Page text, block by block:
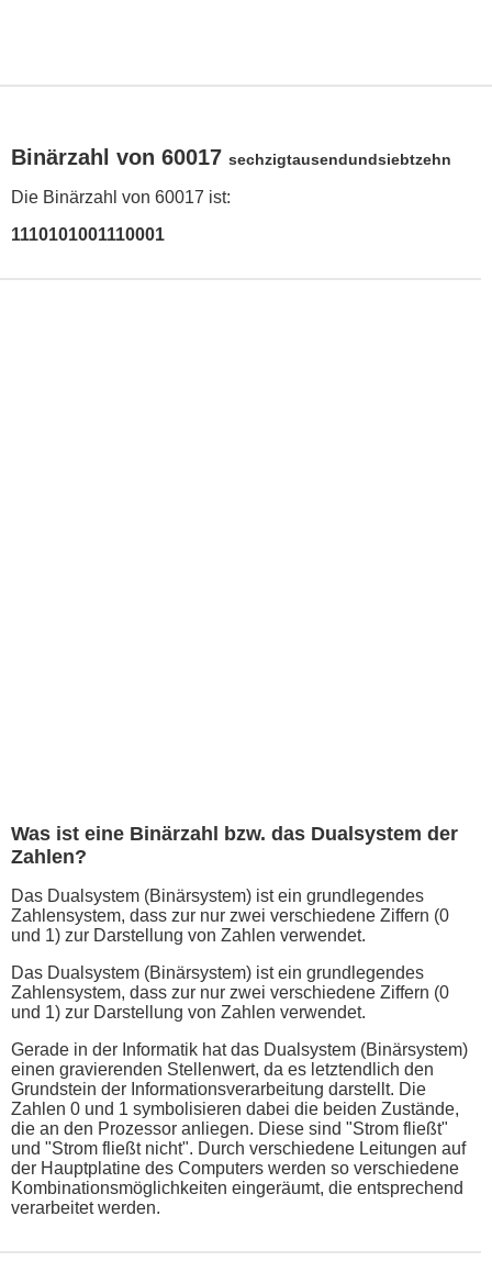
Binärzahl von 60017 sechzigtausendundsiebtzehn
Die Binärzahl von 60017 ist:
1110101001110001
Was ist eine Binärzahl bzw. das Dualsystem der
Zahlen?
Das Dualsystem (Binärsystem) ist ein grundlegendes
Zahlensystem, dass zur nur zwei verschiedene Ziffern (0
und 1) zur Darstellung von Zahlen verwendet.
Das Dualsystem (Binärsystem) ist ein grundlegendes
Zahlensystem, dass zur nur zwei verschiedene Ziffern (0
und 1) zur Darstellung von Zahlen verwendet.
Gerade in der Informatik hat das Dualsystem (Binärsystem)
einen gravierenden Stellenwert, da es letztendlich den
Grundstein der Informationsverarbeitung darstellt. Die
Zahlen 0 und 1 symbolisieren dabei die beiden Zustände,
die an den Prozessor anliegen. Diese sind "Strom fließt"
und "Strom fließt nicht". Durch verschiedene Leitungen auf
der Hauptplatine des Computers werden so verschiedene
Kombinationsmöglichkeiten eingeräumt, die entsprechend
verarbeitet werden.